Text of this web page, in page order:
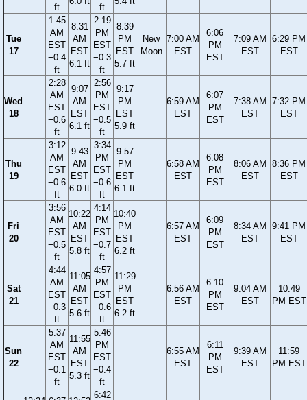
ft
ft
Tue
17
1:45
AM
EST
−0.4
ft
8:31
AM
EST
6.1 ft
2:19
PM
EST
−0.3
ft
8:39
PM
EST
5.7 ft
New
Moon
7:00 AM
EST
6:06
PM
EST
7:09 AM
EST
6:29 PM
EST
Wed
18
2:28
AM
EST
−0.6
ft
9:07
AM
EST
6.1 ft
2:56
PM
EST
−0.5
ft
9:17
PM
EST
5.9 ft
6:59 AM
EST
6:07
PM
EST
7:38 AM
EST
7:32 PM
EST
Thu
19
3:12
AM
EST
−0.6
ft
9:43
AM
EST
6.0 ft
3:34
PM
EST
−0.6
ft
9:57
PM
EST
6.1 ft
6:58 AM
EST
6:08
PM
EST
8:06 AM
EST
8:36 PM
EST
Fri
20
3:56
AM
EST
−0.5
ft
10:22
AM
EST
5.8 ft
4:14
PM
EST
−0.7
ft
10:40
PM
EST
6.2 ft
6:57 AM
EST
6:09
PM
EST
8:34 AM
EST
9:41 PM
EST
Sat
21
4:44
AM
EST
−0.3
ft
11:05
AM
EST
5.6 ft
4:57
PM
EST
−0.6
ft
11:29
PM
EST
6.2 ft
6:56 AM
EST
6:10
PM
EST
9:04 AM
EST
10:49
PM EST
Sun
22
5:37
AM
EST
−0.1
ft
11:55
AM
EST
5.3 ft
5:46
PM
EST
−0.4
ft
6:55 AM
EST
6:11
PM
EST
9:39 AM
EST
11:59
PM EST
6:42